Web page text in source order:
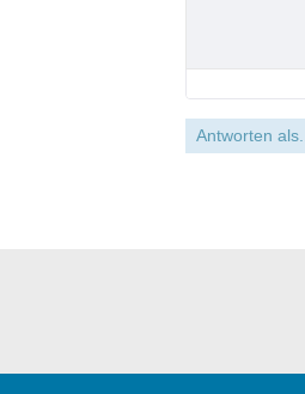
Antworten als...